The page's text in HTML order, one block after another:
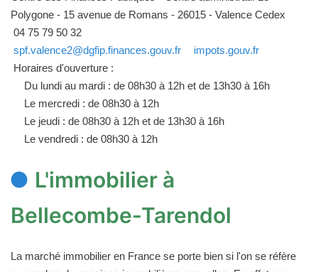
Polygone - 15 avenue de Romans - 26015 - Valence Cedex
04 75 79 50 32
spf.valence2@dgfip.finances.gouv.fr
impots.gouv.fr
Horaires d'ouverture :
Du lundi au mardi : de 08h30 à 12h et de 13h30 à 16h
Le mercredi : de 08h30 à 12h
Le jeudi : de 08h30 à 12h et de 13h30 à 16h
Le vendredi : de 08h30 à 12h
L'immobilier à
Bellecombe-Tarendol
La marché immobilier en France se porte bien si l'on se réfère